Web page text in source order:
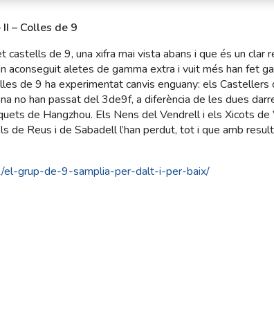
– Colles de 9
de 9, una xifra mai vista abans i que és un clar
aconseguit aletes de gamma extra i vuit més han fet
de 9 ha experimentat canvis enguany: els Castellers
no han passat del 3de9f, a diferència de les dues
de Hangzhou. Els Nens del Vendrell i els Xicots de
de Reus i de Sabadell l’han perdut, tot i que amb
grup-de-9-samplia-per-dalt-i-per-baix/